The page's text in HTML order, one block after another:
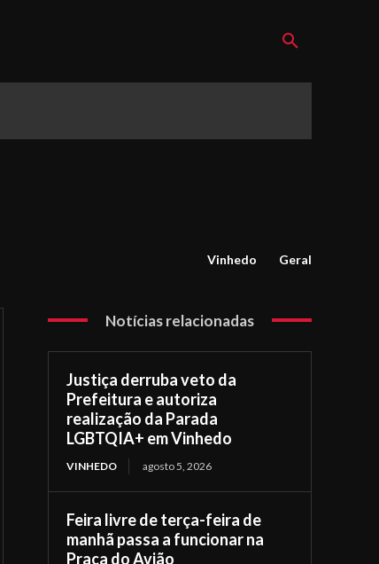
Vinhedo Geral
Notícias relacionadas
Justiça derruba veto da
Prefeitura e autoriza
realização da Parada
LGBTQIA+ em Vinhedo
VINHEDO agosto 5, 2026
Feira livre de terça-feira de
manhã passa a funcionar na
Praça do Avião